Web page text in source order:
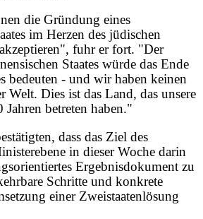
die Gründung eines
im Herzen des jüdischen
fuhr er fort. "Der
Staates würde das Ende
bedeuten - und wir haben keinen
Welt. Dies ist das Land, das unsere
betreten haben."
dass das Ziel des
in dieser Woche darin
Ergebnisdokument zu
Schritte und konkrete
einer Zweistaatenlösung